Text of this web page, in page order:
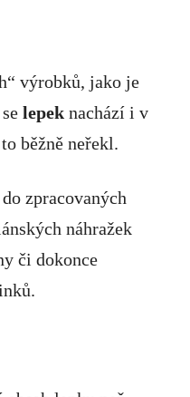
výrobků, jako je
lepek nachází i v
běžně neřekl.
zpracovaných
náhražek
či dokonce